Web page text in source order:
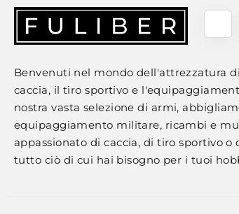
Benvenuti nel mondo dell'attrezzatura
caccia, il tiro sportivo e
nostra vasta selezione di armi,
equipaggiamento militare, ricambi e
appassionato di caccia, di tiro sportivo
tutto ciò di cui hai bisogno per i tuoi